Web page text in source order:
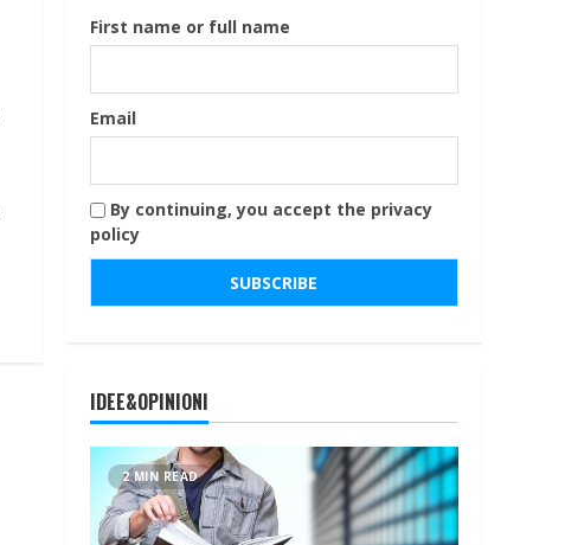
First name or full name
Email
By continuing, you accept the privacy
policy
IDEE&OPINIONI
2 MIN READ